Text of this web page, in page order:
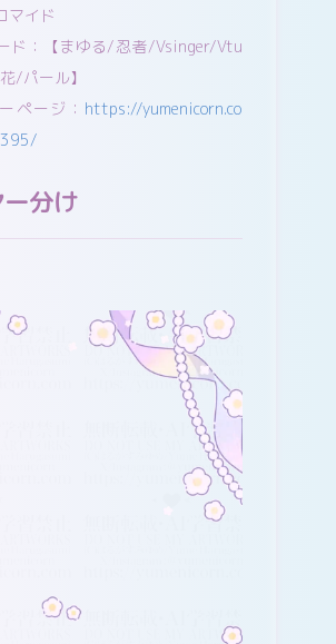
マイド
ド：【まゆる/忍者/Vsinger/Vtu
/パール】
ページ： https://yumenicorn.co
分け